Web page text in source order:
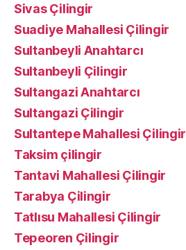
Sivas Çilingir
Suadiye Mahallesi Çilingir
Sultanbeyli Anahtarcı
Sultanbeyli Çilingir
Sultangazi Anahtarcı
Sultangazi Çilingir
Sultantepe Mahallesi Çilingir
Taksim çilingir
Tantavi Mahallesi Çilingir
Tarabya Çilingir
Tatlısu Mahallesi Çilingir
Tepeoren Çilingir